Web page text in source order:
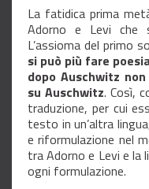
La fatidica prima
Adorno e Levi che
L’assioma del primo
si può più fare
dopo Auschwitz
su Auschwitz. Così,
traduzione, per cui
testo in un’altra
e riformulazione nel
tra Adorno e Levi e la
ogni formulazione.